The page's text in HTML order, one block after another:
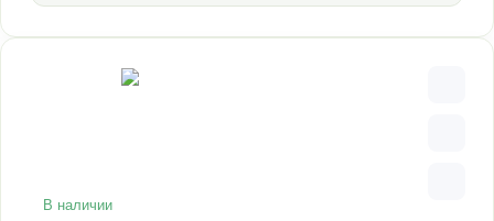
В наличии